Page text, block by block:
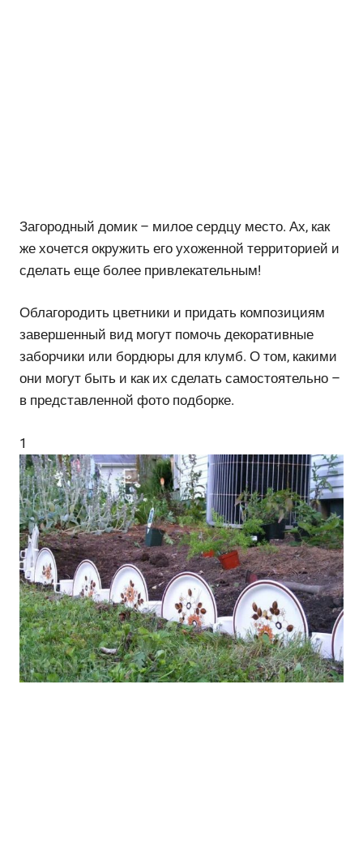
Загородный домик – милое сердцу место. Ах, как
же хочется окружить его ухоженной территорией и
сделать еще более привлекательным!
Облагородить цветники и придать композициям
завершенный вид могут помочь декоративные
заборчики или бордюры для клумб. О том, какими
они могут быть и как их сделать самостоятельно –
в представленной фото подборке.
1